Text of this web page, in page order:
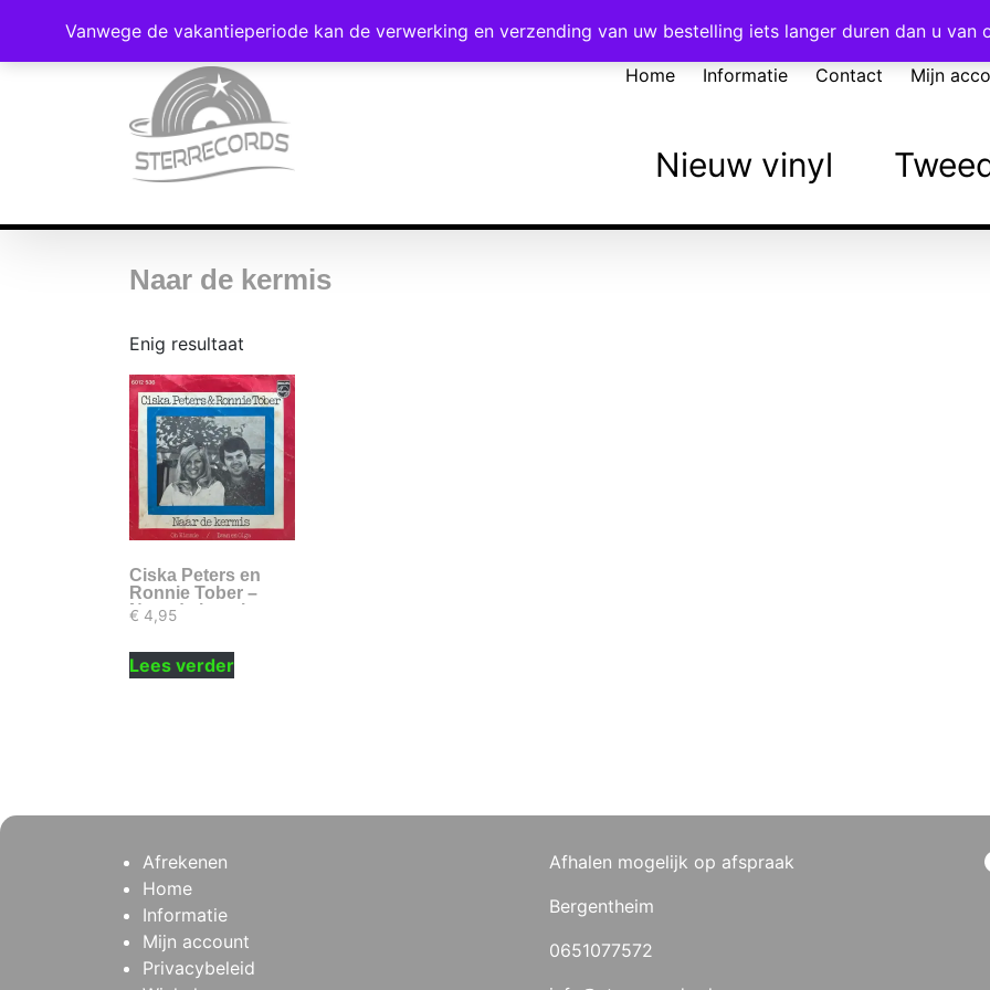
Voor 16:00 besteld = vandaag verzonden!
Home Informatie Contact Mijn
Nieuw vinyl
Naar de kermis
Enig resultaat
Ciska Peters en
Ronnie Tober –
Naar de kermis
€ 4,95
Lees verder
Afrekenen
Home
Informatie
Mijn account
Privacybeleid
Afhalen mogelijk op afspraak
Bergentheim
0651077572
Vanwege de vakantieperiode kan de verwerking en verzending van uw bestelling iets langer duren dan u